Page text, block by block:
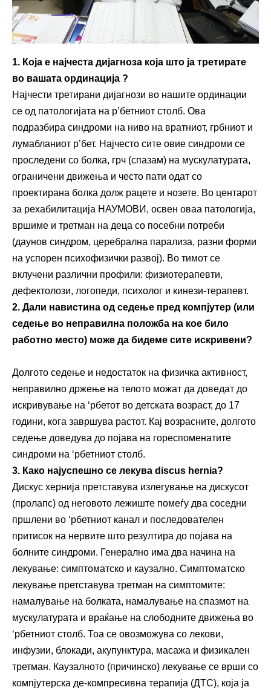
1. Која е најчеста дијагноза која што ја третирате
во вашата ординација ?
Најчести третирани дијагнози во нашите ординации
се од патологијата на р’бетниот столб. Ова
подразбира синдроми на ниво на вратниот, грбниот и
лумабланиот р’бет. Најчесто сите овие синдроми се
проследени со болка, грч (спазам) на мускулатурата,
ограничени движења и често пати одат со
проектирана болка долж рацете и нозете. Во центарот
за рехабилитација НАУМОВИ, освен оваа патологија,
вршиме и третман на деца со посебни потреби
(даунов синдром, церебрална парализа, разни форми
на успорен психофизички развој). Во тимот се
вклучени различни профили: физиотерапевти,
дефектолози, логопеди, психолог и кинези-терапевт.
2. Дали навистина од седење пред компјутер (или
седење во неправилна положба на кое било
работно место) може да бидеме сите искривени?
Долгото седење и недостаток на физичка активност,
неправилно држење на телото можат да доведат до
искривување на ‘рбетот во детската возраст, до 17
години, кога завршува растот. Кај возрасните, долгото
седење доведува до појава на гореспоменатите
синдроми на ‘рбетниот столб.
3. Како најуспешно се лекува discus hernia?
Дискус хернија претставува излегување на дискусот
(пролапс) од неговото лежиште помеѓу два соседни
пршлени во ‘рбетниот канал и последователен
притисок на нервите што резултира до појава на
болните синдроми. Генерално има два начина на
лекување: симптоматско и каузално. Симптоматско
лекување претставува третман на симптомите:
намалување на болката, намалување на спазмот на
мускулатурата и враќање на слободните движења во
‘рбетниот столб. Тоа се овозможува со лекови,
инфузии, блокади, акупунктура, масажа и физикален
третман. Каузалното (причинско) лекување се врши со
компјутерска де-компресивна терапија (ДТС), која ја